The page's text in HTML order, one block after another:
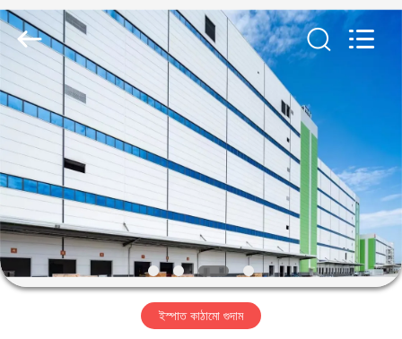
বাড়ি
পণ্য
ভিডিও
ভিআর
শো
KaFa
Fabrication
Co.,
Ltd..
All
Rights
Reserved.
ইস্পাত কাঠামো গুদাম